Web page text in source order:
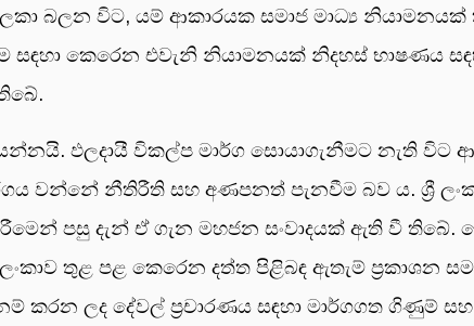
බලන විට, යම් ආකාරයක සමාජ මාධ්‍ය නියාමනයක්
සඳහා කෙරෙන එවැනි නියාමනයක් නිදහස් භාෂණය
ඵලදායී විකල්ප මාර්ග සොයාගැනීමට නැති
වන්නේ නීතිරීති සහ අණපනත් පැනවීම බව ය. ශ්‍රී
පසු දැන් ඒ ගැන මහජන සංවාදයක් ඇති වී
තුළ පළ කෙරෙන දත්ත පිළිබඳ ඇතැම් ප්‍රකාශන
කරන ලද දේවල් ප්‍රචාරණය සඳහා මාර්ගගත ගිණුම්